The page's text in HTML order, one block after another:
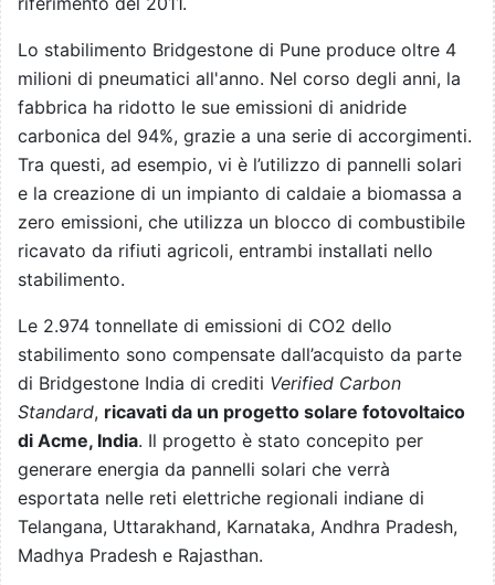
Lo stabilimento Bridgestone di Pune produce oltre 4
milioni di pneumatici all'anno. Nel corso degli anni, la
fabbrica ha ridotto le sue emissioni di anidride
carbonica del 94%, grazie a una serie di accorgimenti.
Tra questi, ad esempio, vi è l’utilizzo di pannelli solari
e la creazione di un impianto di caldaie a biomassa a
zero emissioni, che utilizza un blocco di combustibile
ricavato da rifiuti agricoli, entrambi installati nello
stabilimento.
Le 2.974 tonnellate di emissioni di CO2 dello
stabilimento sono compensate dall’acquisto da parte
di Bridgestone India di crediti Verified Carbon
Standard, ricavati da un progetto solare fotovoltaico
di Acme, India. Il progetto è stato concepito per
generare energia da pannelli solari che verrà
esportata nelle reti elettriche regionali indiane di
Telangana, Uttarakhand, Karnataka, Andhra Pradesh,
Madhya Pradesh e Rajasthan.